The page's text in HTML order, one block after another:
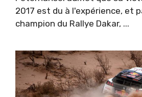
2017 est du à l'expérience, et
champion du Rallye Dakar, ...